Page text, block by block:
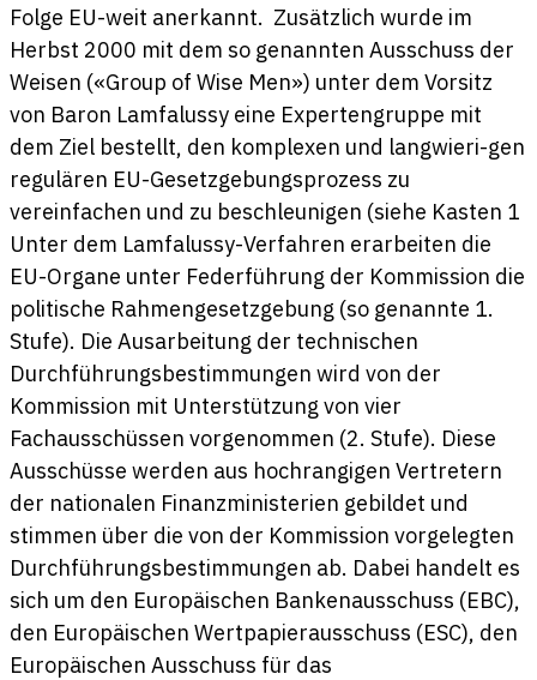
Folge EU-weit anerkannt. Zusätzlich wurde im
Herbst 2000 mit dem so genannten Ausschuss der
Weisen («Group of Wise Men») unter dem Vorsitz
von Baron Lamfalussy eine Expertengruppe mit
dem Ziel bestellt, den komplexen und langwieri-gen
regulären EU-Gesetzgebungsprozess zu
vereinfachen und zu beschleunigen (siehe Kasten 1
Unter dem Lamfalussy-Verfahren erarbeiten die
EU-Organe unter Federführung der Kommission die
politische Rahmengesetzgebung (so genannte 1.
Stufe). Die Ausarbeitung der technischen
Durchführungsbestimmungen wird von der
Kommission mit Unterstützung von vier
Fachausschüssen vorgenommen (2. Stufe). Diese
Ausschüsse werden aus hochrangigen Vertretern
der nationalen Finanzministerien gebildet und
stimmen über die von der Kommission vorgelegten
Durchführungsbestimmungen ab. Dabei handelt es
sich um den Europäischen Bankenausschuss (EBC),
den Europäischen Wertpapierausschuss (ESC), den
Europäischen Ausschuss für das